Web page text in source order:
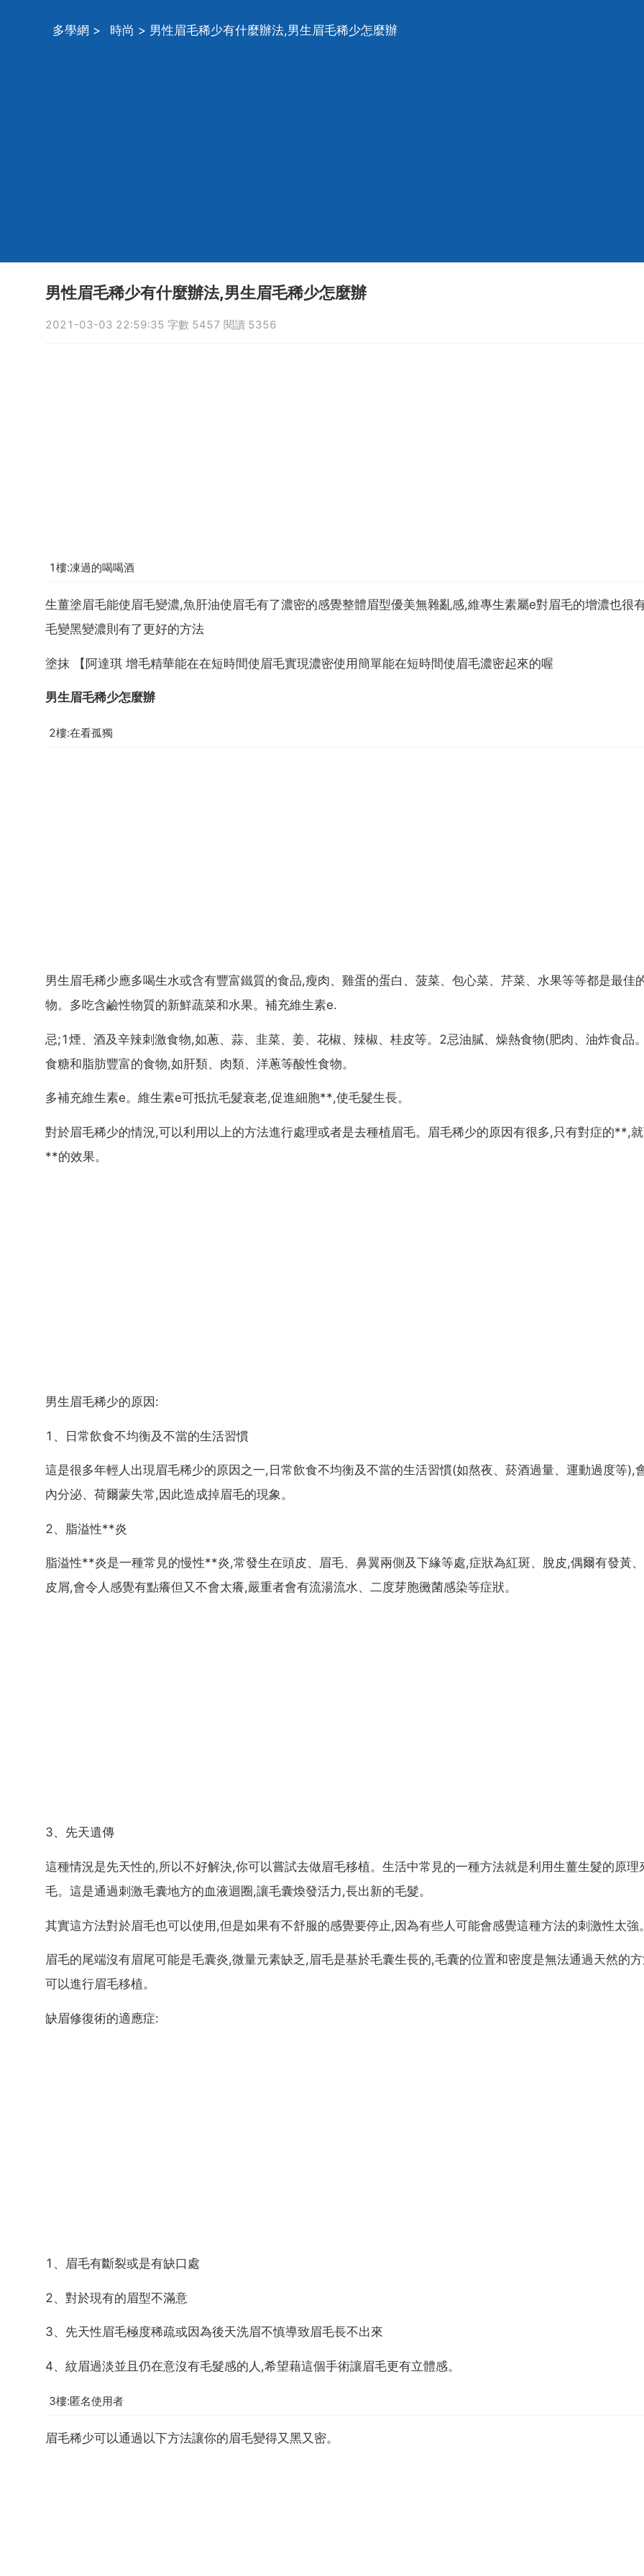
多學網 > 時尚 > 男性眉毛稀少有什麼辦法,男生眉毛稀少怎麼辦
男性眉毛稀少有什麼辦法,男生眉毛稀少怎麼辦
2021-03-03 22:59:35 字數 5457 閱讀 5356
1樓:凍過的喝喝酒
生薑塗眉毛能使眉毛變濃,魚肝油使眉毛有了濃密的感覺整體眉型優美無雜亂感,維專生素屬e對眉毛的增濃也很
毛變黑變濃則有了更好的方法
塗抹 【阿達琪 增毛精華能在在短時間使眉毛實現濃密使用簡單能在短時間使眉毛濃密起來的喔
男生眉毛稀少怎麼辦
2樓:在看孤獨
男生眉毛稀少應多喝生水或含有豐富鐵質的食品,瘦肉、雞蛋的蛋白、菠菜、包心菜、芹菜、水果等等都是最佳
物。多吃含鹼性物質的新鮮蔬菜和水果。補充維生素e.
忌;1煙、酒及辛辣刺激食物,如蔥、蒜、韭菜、姜、花椒、辣椒、桂皮等。2忌油膩、燥熱食物(肥肉、油炸食品
食糖和脂肪豐富的食物,如肝類、肉類、洋蔥等酸性食物。
多補充維生素e。維生素e可抵抗毛髮衰老,促進細胞**,使毛髮生長。
對於眉毛稀少的情況,可以利用以上的方法進行處理或者是去種植眉毛。眉毛稀少的原因有很多,只有對症的**,
**的效果。
男生眉毛稀少的原因:
1、日常飲食不均衡及不當的生活習慣
這是很多年輕人出現眉毛稀少的原因之一,日常飲食不均衡及不當的生活習慣(如熬夜、菸酒過量、運動過度等),
內分泌、荷爾蒙失常,因此造成掉眉毛的現象。
2、脂溢性**炎
脂溢性**炎是一種常見的慢性**炎,常發生在頭皮、眉毛、鼻翼兩側及下緣等處,症狀為紅斑、脫皮,偶爾有發黃
皮屑,會令人感覺有點癢但又不會太癢,嚴重者會有流湯流水、二度芽胞黴菌感染等症狀。
3、先天遺傳
這種情況是先天性的,所以不好解決,你可以嘗試去做眉毛移植。生活中常見的一種方法就是利用生薑生髮的原理
毛。這是通過刺激毛囊地方的血液迴圈,讓毛囊煥發活力,長出新的毛髮。
其實這方法對於眉毛也可以使用,但是如果有不舒服的感覺要停止,因為有些人可能會感覺這種方法的刺激性太強
眉毛的尾端沒有眉尾可能是毛囊炎,微量元素缺乏,眉毛是基於毛囊生長的,毛囊的位置和密度是無法通過天然的
可以進行眉毛移植。
缺眉修復術的適應症:
1、眉毛有斷裂或是有缺口處
2、對於現有的眉型不滿意
3、先天性眉毛極度稀疏或因為後天洗眉不慎導致眉毛長不出來
4、紋眉過淡並且仍在意沒有毛髮感的人,希望藉這個手術讓眉毛更有立體感。
3樓:匿名使用者
眉毛稀少可以通過以下方法讓你的眉毛變得又黑又密。